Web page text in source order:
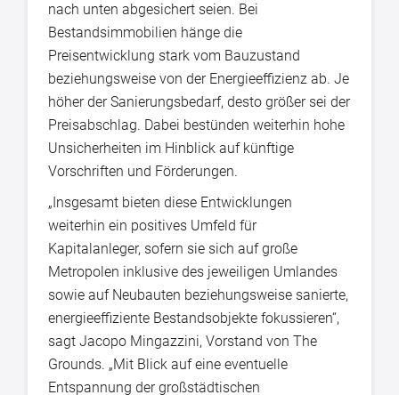
nach unten abgesichert seien. Bei
Bestandsimmobilien hänge die
Preisentwicklung stark vom Bauzustand
beziehungsweise von der Energieeffizienz ab. Je
höher der Sanierungsbedarf, desto größer sei der
Preisabschlag. Dabei bestünden weiterhin hohe
Unsicherheiten im Hinblick auf künftige
Vorschriften und Förderungen.
„Insgesamt bieten diese Entwicklungen
weiterhin ein positives Umfeld für
Kapitalanleger, sofern sie sich auf große
Metropolen inklusive des jeweiligen Umlandes
sowie auf Neubauten beziehungsweise sanierte,
energieeffiziente Bestandsobjekte fokussieren“,
sagt Jacopo Mingazzini, Vorstand von The
Grounds. „Mit Blick auf eine eventuelle
Entspannung der großstädtischen